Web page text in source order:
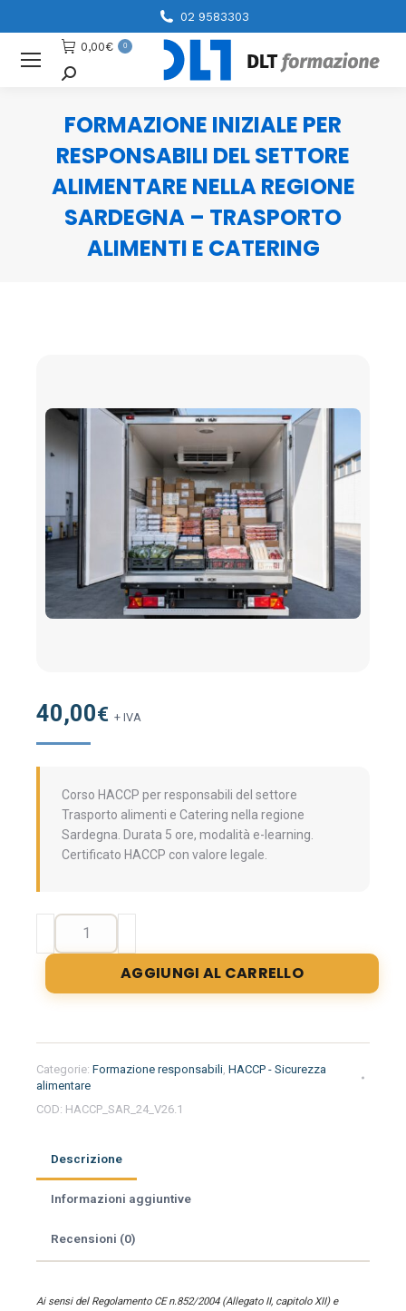
02 9583303
0,00€ 0
Cerca
FORMAZIONE INIZIALE PER
RESPONSABILI DEL SETTORE
ALIMENTARE NELLA REGIONE
SARDEGNA – TRASPORTO
ALIMENTI E CATERING
40,00€ + IVA
Corso HACCP per responsabili del settore
Trasporto alimenti e Catering nella regione
Sardegna. Durata 5 ore, modalità e-learning.
Certificato HACCP con valore legale.
Formazione
per
responsabili
alimentare
nella
regione
Sardegna
alimenti
e
Catering
AGGIUNGI AL CARRELLO
Categorie: Formazione responsabili, HACCP - Sicurezza
alimentare
COD: HACCP_SAR_24_V26.1
Descrizione
Informazioni aggiuntive
Recensioni (0)
Ai sensi del Regolamento CE n.852/2004 (Allegato II, capitolo XII) e